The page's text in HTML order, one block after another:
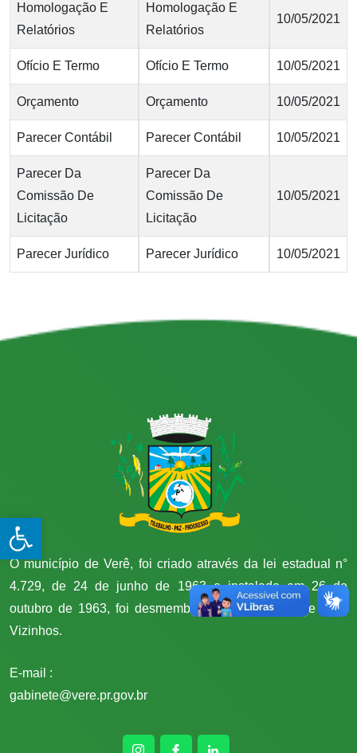
Open toolbar
Homologação E
Relatórios
Homologação E
Relatórios
10/05/2021
Ofício E Termo Ofício E Termo 10/05/2021
Orçamento Orçamento 10/05/2021
Parecer Contábil Parecer Contábil 10/05/2021
Parecer Da
Comissão De
Licitação
Parecer Da
Comissão De
Licitação
10/05/2021
Parecer Jurídico Parecer Jurídico 10/05/2021
O município de Verê, foi criado através da lei estadual n°
4.729, de 24 de junho de 1963 e instalado em 26 de
outubro de 1963, foi desmembrado do município de Dois
Vizinhos.
E-mail :
gabinete@vere.pr.gov.br